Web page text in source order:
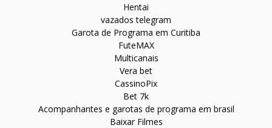
Hentai
vazados telegram
Garota de Programa em Curitiba
FuteMAX
Multicanais
Vera bet
CassinoPix
Bet 7k
Acompanhantes e garotas de programa em brasil
Baixar Filmes